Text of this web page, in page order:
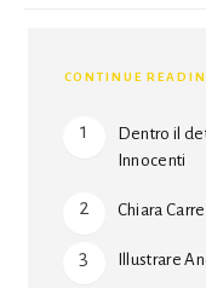
CONTINUE
Dentro il
Innocenti
Chiara
Illustrare